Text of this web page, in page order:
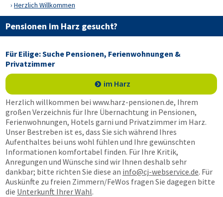
Herzlich Willkommen
Pensionen im Harz gesucht?
Für Eilige: Suche Pensionen, Ferienwohnungen &
Privatzimmer
im Harz
Herzlich willkommen bei www.harz-pensionen.de, Ihrem
großen Verzeichnis für Ihre Übernachtung in Pensionen,
Ferienwohnungen, Hotels garni und Privatzimmer im Harz.
Unser Bestreben ist es, dass Sie sich während Ihres
Aufenthaltes bei uns wohl fühlen und Ihre gewünschten
Informationen komfortabel finden. Für Ihre Kritik,
Anregungen und Wünsche sind wir Ihnen deshalb sehr
dankbar; bitte richten Sie diese an info@cj-webservice.de. Für
Auskünfte zu freien Zimmern/FeWos fragen Sie dagegen bitte
die Unterkunft Ihrer Wahl.